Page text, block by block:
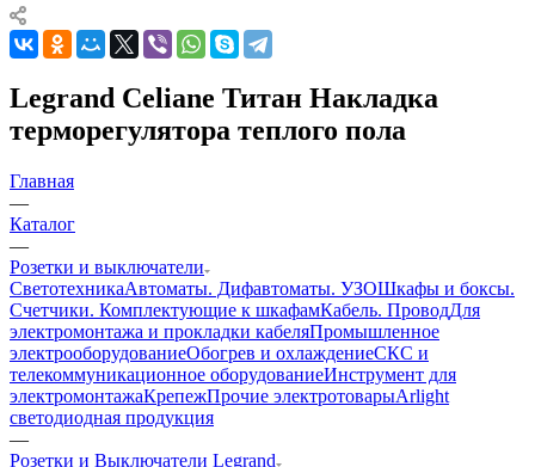
Legrand Celiane Титан Накладка
терморегулятора теплого пола
Главная
—
Каталог
—
Розетки и выключатели
СветотехникаАвтоматы. Дифавтоматы. УЗОШкафы и боксы.
Счетчики. Комплектующие к шкафамКабель. ПроводДля
электромонтажа и прокладки кабеляПромышленное
электрооборудованиеОбогрев и охлаждениеСКС и
телекоммуникационное оборудованиеИнструмент для
электромонтажаКрепежПрочие электротоварыArlight
светодиодная продукция
—
Розетки и Выключатели Legrand